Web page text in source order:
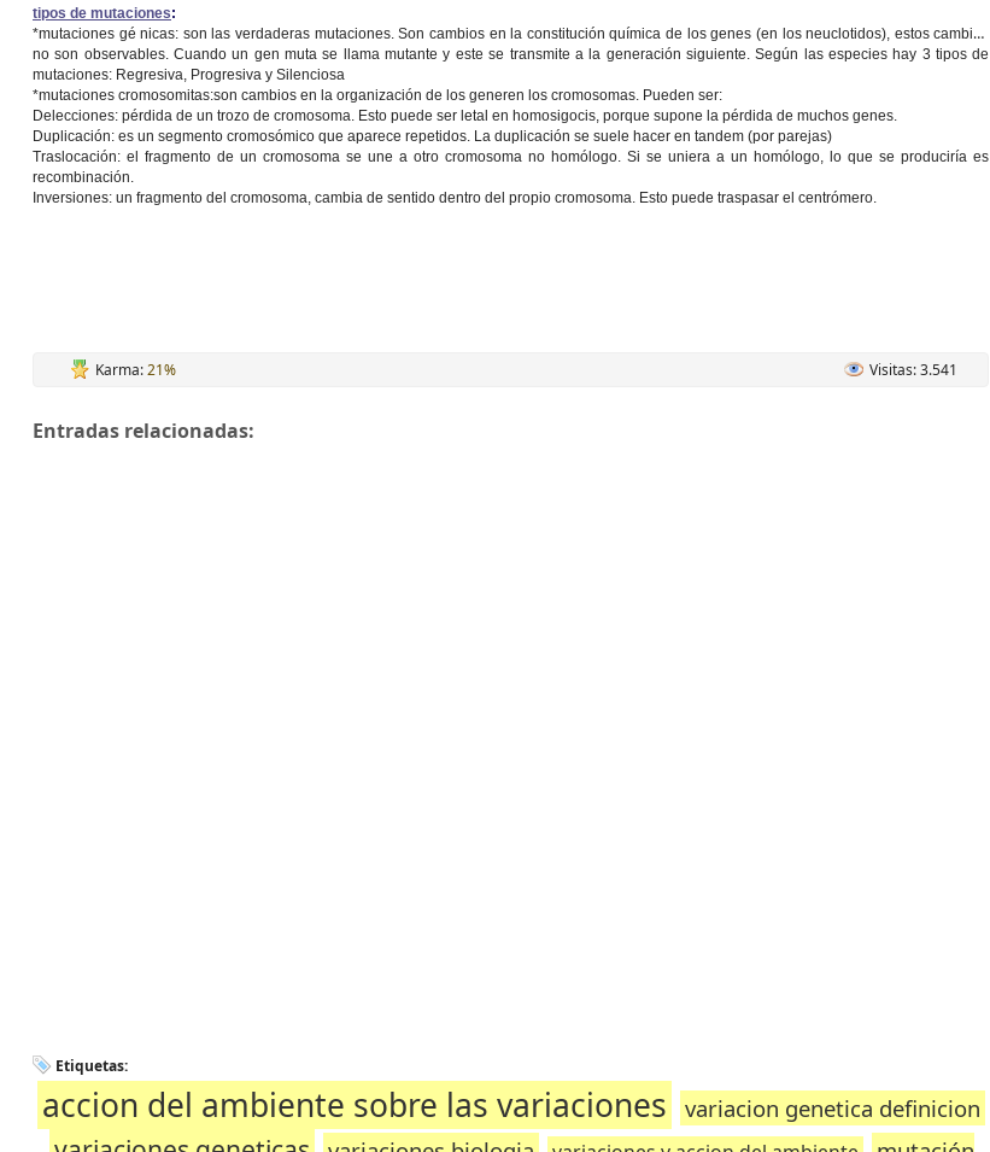
tipos de mutaciones:
*mutaciones gé nicas: son las verdaderas mutaciones. Son cambios en la constitución química de los genes (en los neuclotidos), estos cambios
no son observables. Cuando un gen muta se llama mutante y este se transmite a la generación siguiente. Según las especies hay 3 tipos de
mutaciones: Regresiva, Progresiva y Silenciosa
*mutaciones cromosomitas:son cambios en la organización de los generen los cromosomas. Pueden ser:
Delecciones: pérdida de un trozo de cromosoma. Esto puede ser letal en homosigocis, porque supone la pérdida de muchos genes.
Duplicación: es un segmento cromosómico que aparece repetidos. La duplicación se suele hacer en tandem (por parejas)
Traslocación: el fragmento de un cromosoma se une a otro cromosoma no homólogo. Si se uniera a un homólogo, lo que se produciría es
recombinación.
Inversiones: un fragmento del cromosoma, cambia de sentido dentro del propio cromosoma. Esto puede traspasar el centrómero.
Karma:21% Visitas: 3.541
Entradas relacionadas:
Etiquetas:
accion del ambiente sobre las variaciones variacion genetica definicion